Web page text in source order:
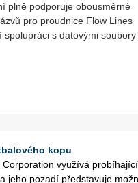
plně podporuje obousměrné
pro proudnice Flow Lines
s datovými soubory
kopu
Cor­po­rati­on vy­u­ží­vá
jeho po­za­dí před­sta­vu­je